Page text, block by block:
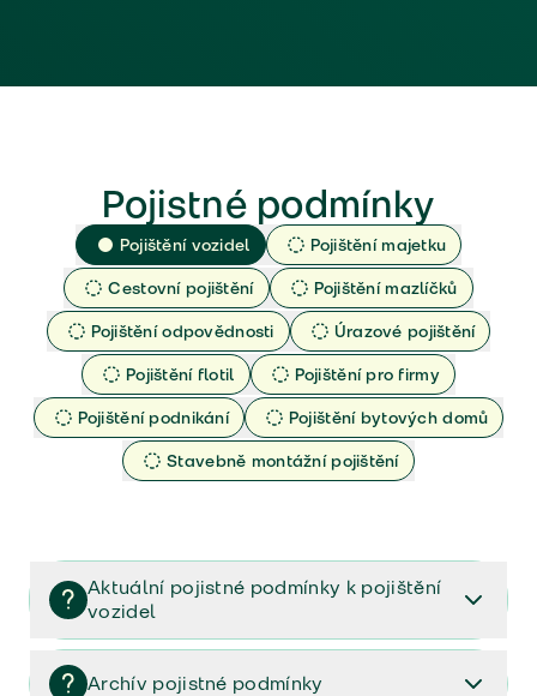
Pojistné podmínky
Pojištění vozidel
Pojištění majetku
Cestovní pojištění
Pojištění mazlíčků
Pojištění odpovědnosti
Úrazové pojištění
Pojištění flotil
Pojištění pro firmy
Pojištění podnikání
Pojištění bytových domů
Stavebně montážní pojištění
Aktuální pojistné podmínky k pojištění
vozidel
Pojištění vozidel/Pojistné podmínky a vše důležité ke
smlouvě (PDF)
Archív pojistné podmínky